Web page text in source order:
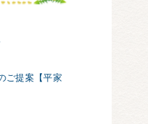
ご提案【平家